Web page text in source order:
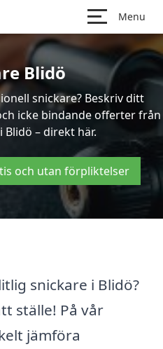
Menu
Blidö
snickare? Beskriv ditt
icke bindande offerter från
– direkt här.
och utan förpliktelser
snickare i Blidö?
ställe! På vår
jämföra